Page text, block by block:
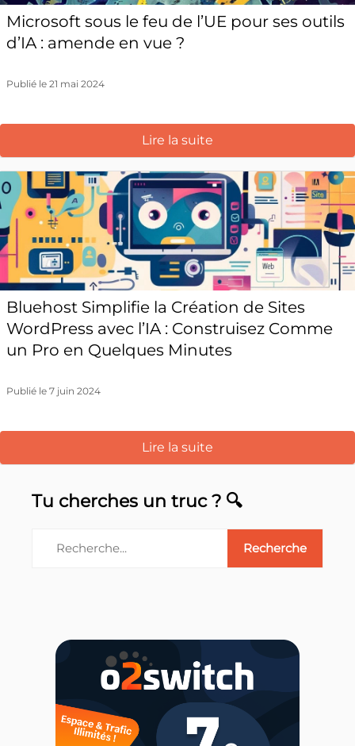
Microsoft sous le feu de l’UE pour ses outils
d’IA : amende en vue ?
Publié le 21 mai 2024
Lire la suite
Bluehost Simplifie la Création de Sites
WordPress avec l’IA : Construisez Comme
un Pro en Quelques Minutes
Publié le 7 juin 2024
Lire la suite
Tu cherches un truc ? 🔍